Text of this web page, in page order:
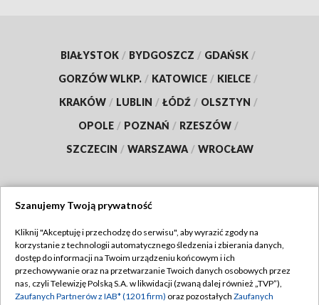
BIAŁYSTOK / BYDGOSZCZ / GDAŃSK /
GORZÓW WLKP. / KATOWICE / KIELCE /
KRAKÓW / LUBLIN / ŁÓDŹ / OLSZTYN /
OPOLE / POZNAŃ / RZESZÓW /
SZCZECIN / WARSZAWA / WROCŁAW
TVP
Abonament TVP
Emisja w TVP
Regulamin TVP
Polityka prywatności
Szanujemy Twoją prywatność
Kliknij "Akceptuję i przechodzę do serwisu", aby wyrazić zgody na
korzystanie z technologii automatycznego śledzenia i zbierania danych,
dostęp do informacji na Twoim urządzeniu końcowym i ich
przechowywanie oraz na przetwarzanie Twoich danych osobowych przez
nas, czyli Telewizję Polską S.A. w likwidacji (zwaną dalej również „TVP”),
Zaufanych Partnerów z IAB* (1201 firm) oraz pozostałych Zaufanych